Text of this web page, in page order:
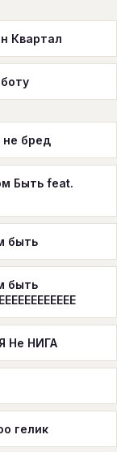
Квартал
не бред
Быть feat.
быть
быть
Не НИГА
гелик